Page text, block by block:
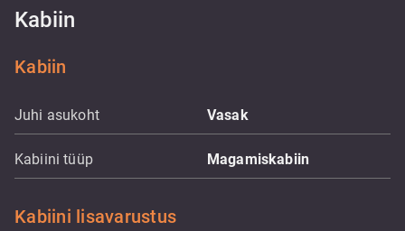
Kabiin
Kabiin
Juhi asukoht Vasak
Kabiini tüüp Magamiskabiin
Kabiini lisavarustus